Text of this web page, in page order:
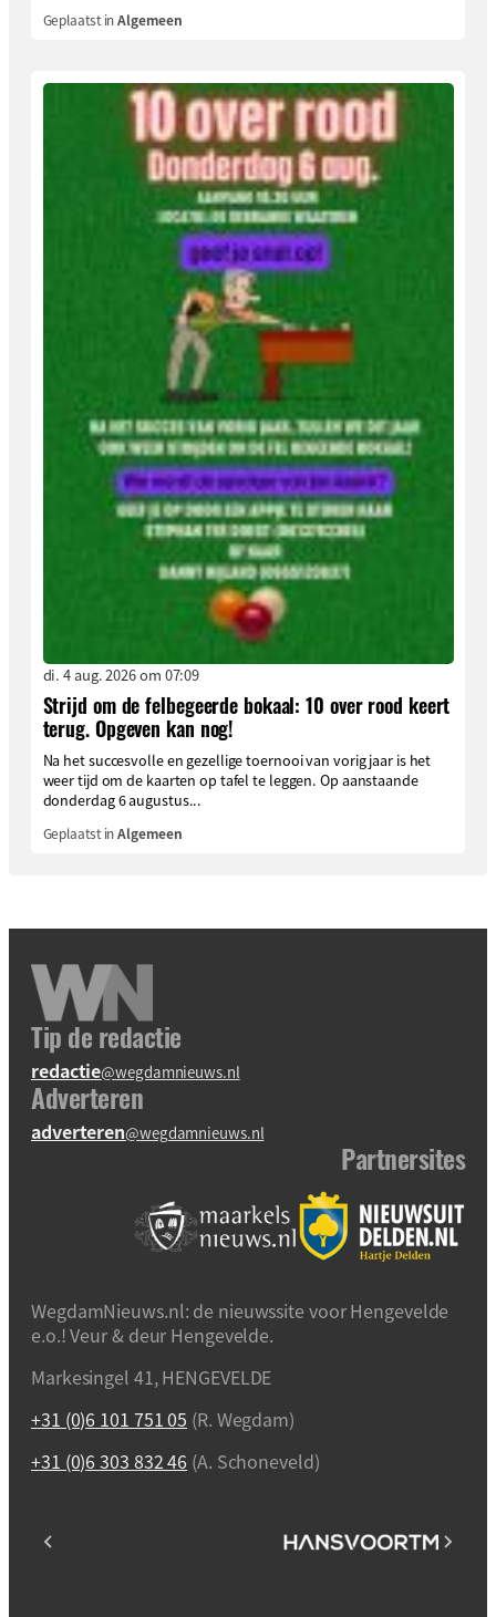
Geplaatst inAlgemeen
di. 4 aug. 2026 om 07:09
Strijd om de felbegeerde bokaal: 10 over rood keert
terug. Opgeven kan nog!
Na het succesvolle en gezellige toernooi van vorig jaar is het
weer tijd om de kaarten op tafel te leggen. Op aanstaande
donderdag 6 augustus...
Geplaatst inAlgemeen
Tip de redactie
redactie@wegdamnieuws.nl
Adverteren
adverteren@wegdamnieuws.nl
Partnersites
WegdamNieuws.nl: de nieuwssite voor Hengevelde
e.o.! Veur & deur Hengevelde.
Markesingel 41, HENGEVELDE
+31 (0)6 101 751 05 (R. Wegdam)
+31 (0)6 303 832 46 (A. Schoneveld)